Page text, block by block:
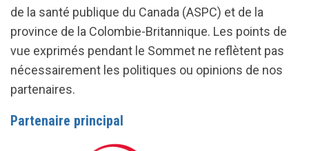
de la santé publique du Canada (ASPC) et de la
province de la Colombie-Britannique. Les points de
vue exprimés pendant le Sommet ne reflètent pas
nécessairement les politiques ou opinions de nos
partenaires.
Partenaire principal